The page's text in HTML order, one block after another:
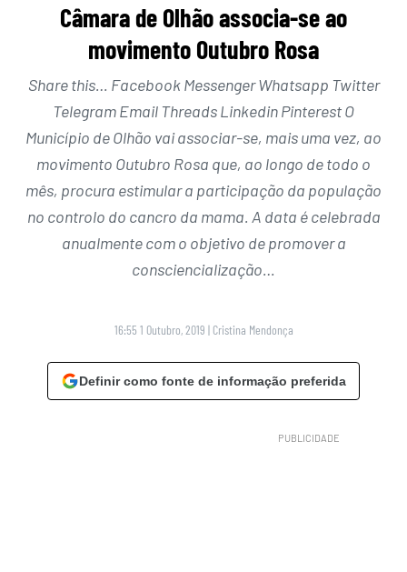
Câmara de Olhão associa-se ao
movimento Outubro Rosa
Share this… Facebook Messenger Whatsapp Twitter
Telegram Email Threads Linkedin Pinterest O
Município de Olhão vai associar-se, mais uma vez, ao
movimento Outubro Rosa que, ao longo de todo o
mês, procura estimular a participação da população
no controlo do cancro da mama. A data é celebrada
anualmente com o objetivo de promover a
consciencialização…
16:55 1 Outubro, 2019 | Cristina Mendonça
Definir como fonte de informação preferida